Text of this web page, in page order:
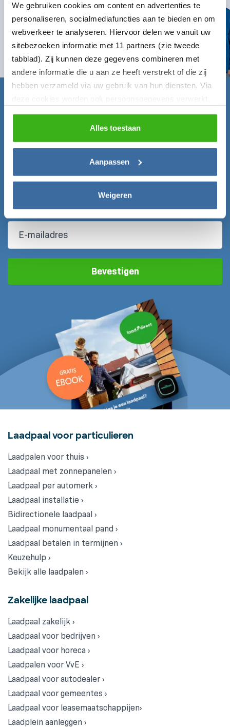
We gebruiken cookies om content en advertenties te
personaliseren, socialmediafuncties aan te bieden en om
webverkeer te analyseren. Hiervoor delen we vanuit uw
sitebezoeken informatie met 11 partners (zie tweede
tabblad). Zij kunnen deze gegevens combineren met
andere informatie die u aan ze heeft verstrekt of die zij
hebben verzameld via uw gebruik van hun diensten. Via
locatiegegevens, voorkeuren en surfgedrag. U kunt
deze gegevens en dit later aanpassen via het icoon
privacybeleid.
Alles toestaan
Aanpassen
Weigeren
info@laaddirect.nl
Naar contactformulier
Claim nu gratis de Laadgids!
Vul onderstaand formulier in en ontvang de Laadgids
E-mailadres*
Bevestigen
Laadpaal voor particulieren
Laadpalen voor thuis ›
Laadpaal met zonnepanelen ›
Laadpaal per automerk ›
Laadpaal installatie ›
Bidirectionele laadpaal ›
Laadpaal monumentaal pand ›
Laadpaal betalen in termijnen ›
Keuzehulp ›
Bekijk alle laadpalen ›
Zakelijke laadpaal
Laadpaal zakelijk ›
Laadpaal voor bedrijven ›
Laadpaal voor horeca ›
Laadpalen voor VvE ›
Laadpaal voor autodealer ›
Laadpaal voor gemeentes ›
Laadpaal voor leasemaatschappijen›
Laadplein aanleggen ›